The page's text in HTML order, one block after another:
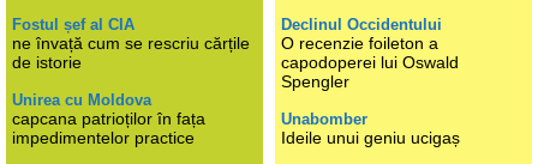
Fostul șef al CIA
ne învață cum se rescriu cărțile
de istorie
Unirea cu Moldova
capcana patrioților în fața
impedimentelor practice
Declinul Occidentului
O recenzie foileton a
capodoperei lui Oswald
Spengler
Unabomber
Ideile unui geniu ucigaș